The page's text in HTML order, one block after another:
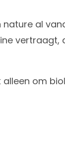
nature al
vertraagt,
om